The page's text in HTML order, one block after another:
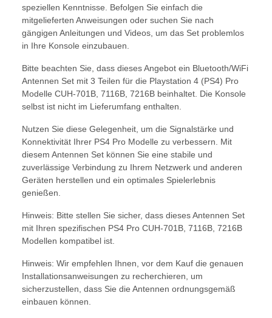
speziellen Kenntnisse. Befolgen Sie einfach die
mitgelieferten Anweisungen oder suchen Sie nach
gängigen Anleitungen und Videos, um das Set problemlos
in Ihre Konsole einzubauen.
Bitte beachten Sie, dass dieses Angebot ein Bluetooth/WiFi
Antennen Set mit 3 Teilen für die Playstation 4 (PS4) Pro
Modelle CUH-701B, 7116B, 7216B beinhaltet. Die Konsole
selbst ist nicht im Lieferumfang enthalten.
Nutzen Sie diese Gelegenheit, um die Signalstärke und
Konnektivität Ihrer PS4 Pro Modelle zu verbessern. Mit
diesem Antennen Set können Sie eine stabile und
zuverlässige Verbindung zu Ihrem Netzwerk und anderen
Geräten herstellen und ein optimales Spielerlebnis
genießen.
Hinweis: Bitte stellen Sie sicher, dass dieses Antennen Set
mit Ihren spezifischen PS4 Pro CUH-701B, 7116B, 7216B
Modellen kompatibel ist.
Hinweis: Wir empfehlen Ihnen, vor dem Kauf die genauen
Installationsanweisungen zu recherchieren, um
sicherzustellen, dass Sie die Antennen ordnungsgemäß
einbauen können.